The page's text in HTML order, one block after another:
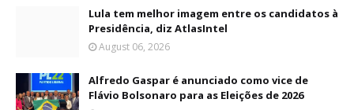
Lula tem melhor imagem entre os candidatos à
Presidência, diz AtlasIntel
August 06, 2026
Alfredo Gaspar é anunciado como vice de
Flávio Bolsonaro para as Eleições de 2026